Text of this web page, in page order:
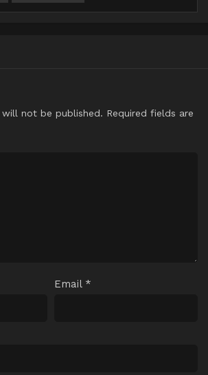
will not be published. Required fields are
Email *